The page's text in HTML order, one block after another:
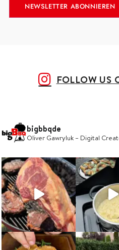
FOLLOW US
bigbbqde
Oliver Gawryluk – Digital